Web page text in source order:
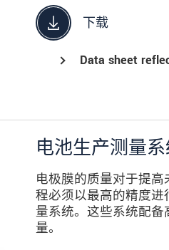
下载
Data sheet
电池生产测量
电极膜的质量对于提
程必须以最高的精度进
量系统。这些系统配
量。